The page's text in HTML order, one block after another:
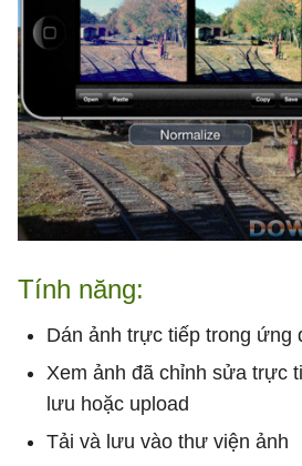
Tính năng:
Dán ảnh trực tiếp trong ứng
Xem ảnh đã chỉnh sửa trực
lưu hoặc upload
Tải và lưu vào thư viện ảnh